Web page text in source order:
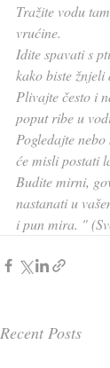
Tražite vodu
vrućine.
Idite spavati s
kako biste
Plivajte često i
poput ribe u
Pogledajte
će misli postati
Budite mirni,
nastanati u
i pun mira. "
Recent Posts